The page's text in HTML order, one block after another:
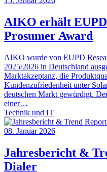
AIKO erhält
Prosumer Award
AIKO wurde von EUPD
2025/2026 in Deutschland
Marktakzeptanz, die
Kundenzufriedenheit unter
deutschen Markt gewürdigt.
einer…
Technik und IT
08. Januar 2026
Jahresbericht &
Dialer